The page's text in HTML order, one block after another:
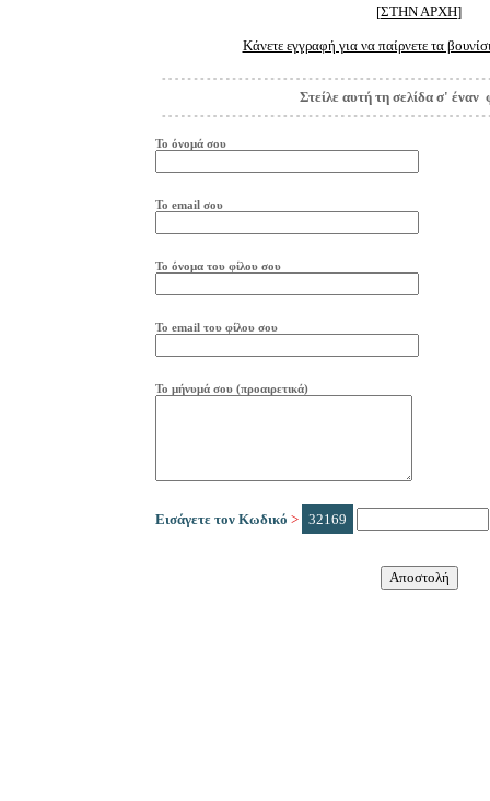
[ΣΤΗΝ ΑΡΧΗ]
Κάνετε εγγραφή για να παίρνετε τα
Στείλε αυτή τη σελίδα σ' έναν
Το όνομά σου
Το email σου
Το όνομα του φίλου σου
Το email του φίλου σου
Το μήνυμά σου (προαιρετικά)
Εισάγετε τον Κωδικό > 32169